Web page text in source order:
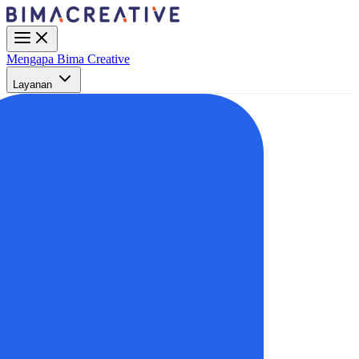
Mengapa Bima Creative
Layanan